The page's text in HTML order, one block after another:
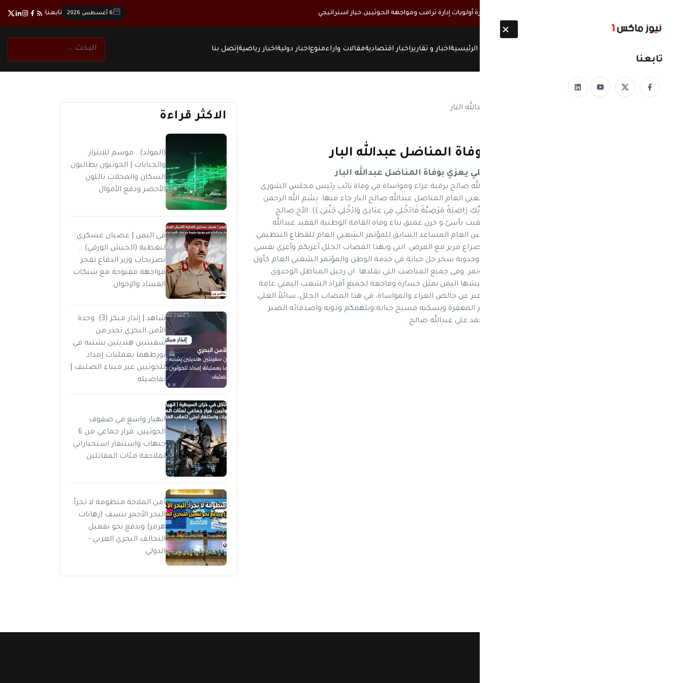
القائم بأعمال السفارة الأمريكية: اليمن في صدارة أولويات إدارة ترامب ومواجهة الحوثيين خيار استراتيجي 6 أغسطس 2026 تابعنا:
الرئيسيةاخبار و تقاريراخبار اقتصاديةمقالات واراءمنوعاخبار دوليةاخبار رياضيةإتصل بنا
تابعنا
السفير احمد علي يعزي بوفاة المناضل عبدالله البار
السفير احمد علي يعزي بوفاة المناضل عبدالله البار
نيوز ماكس ون - بعث السفير احمد علي عبدالله صالح برقية عزاء ومواساة في وفاة نائب رئيس مجلس الشورى
والامين العام المساعد السابق للمؤتمر الشعبي العام المناضل عبدالله صالح البار جاء فيها: بِسْم الله الرحمن
الرحيم يَا أَيَّتُهَا النَّفْسُ الْمُطْمَئِنَّةُ ارْجِعِي إِلَى رَبِّكِ رَاضِيَةً مَرْضِيَّةً فَادْخُلِي فِي عِبَادِي وَادْخُلِي جَنَّتِي )). الأخ صالح
عبدالله صالح البار، وإخوانه، وكافة آل البار، تلقيت بأسئ و حزن عميق نباء وفاة القامة الوطنية الفقيد عبدالله
صالح البار نائب رئيس مجلس الشورى والامين العام المساعد السابق للمؤتمر الشعبي العام للقطاع التنظيمي.
الذي انتقل الى جوار ربه في مدينة المكلا بعد صراع مرير مع المرض. انني وبهذا المصاب الجلل أعزيكم وأعزي نفسي
وكافة الشعب اليمني بخسارة هامة وطنية وحدوية سخر جل حياتة في خدمة الوطن والمؤتمر الشعبي العام كأول
أمين عام مساعد للقطاع التنظيمي في المؤتمر. وفى جميع المناصب التي تقلدها. ان رحيل المناظل الوحدوي
عبدالله صالح البار وفِي هذه الظروف التي يعيشها اليمن يمثل خسارة وفاجعة لجميع أفراد الشعب اليمني عامة
وجماهير المؤتمر الشعبي العام خاصة. وإذ اعبر عن خالص العزاء والمواساة، في هذا المصاب الجلل، سائلاً العلي
القدير أن يتغمد الفقيد بواسع الرحمة وعظيم المغفرة ويسكنه فسيح جناته ويلهمكم وذويه واصدقائه الصبر
والسلوان.." إنا لله وإنا إليه راجعون. اخوكم احمد علي عبدالله صالح .
الاكثر قراءة
(المولد).. موسم للابتزاز
والجبايات | الحوثيون يطالبون
السكان والمحلات باللون
الأخضر ودفع الأموال
في اليمن | عصيان عسكري
لتغطية (الجيش الورقي) ..
تصريحات وزير الدفاع تفجر
مواجهة مفتوحة مع شبكات
الفساد والإخوان
شاهد | إنذار مبكر (3): وحدة
الأمن البحري تحذر من
سفينتين هنديتين يشتبه في
تورطهما بعمليات إمداد
للحوثيين عبر ميناء الصليف |
تفاصيله
انهيار واسع في صفوف
الحوثيين: فرار جماعي من 6
جبهات واستنفار استخباراتي
لملاحقة مئات المقاتلين
أمن الملاحة منظومة لا تجزأ:
البحر الأحمر ينسف (رهانات
هرمز) ويدفع نحو تفعيل
التحالف البحري العربي -
الدولي